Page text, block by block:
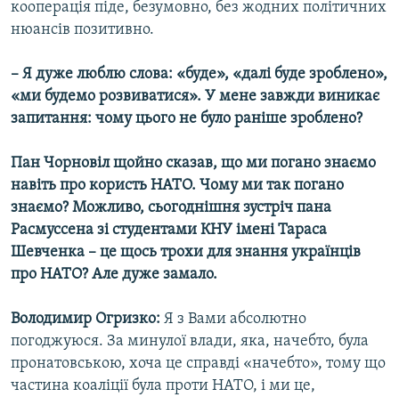
кооперація піде, безумовно, без жодних політичних
нюансів позитивно.
– Я дуже люблю слова: «буде», «далі буде зроблено»,
«ми будемо розвиватися». У мене завжди виникає
запитання: чому цього не було раніше зроблено?
Пан Чорновіл щойно сказав, що ми погано знаємо
навіть про користь НАТО. Чому ми так погано
знаємо? Можливо, сьогоднішня зустріч пана
Расмуссена зі студентами КНУ імені Тараса
Шевченка – це щось трохи для знання українців
про НАТО? Але дуже замало.
Володимир Огризко: Я з Вами абсолютно
погоджуюся. За минулої влади, яка, начебто, була
пронатовською, хоча це справді «начебто», тому що
частина коаліції була проти НАТО, і ми це,